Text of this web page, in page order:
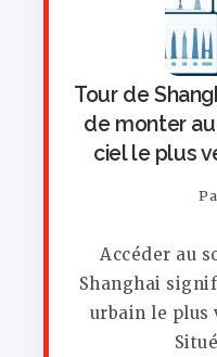
Tour de
de monter
ciel le plus
Accéder au
Shanghai
urbain le plus